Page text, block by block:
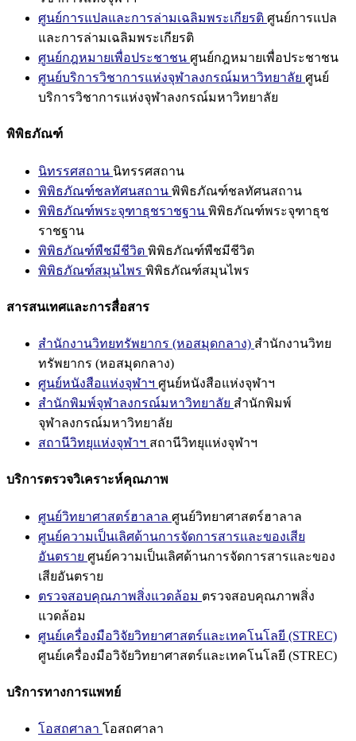
ศูนย์การแปลและการล่ามเฉลิมพระเกียรติ ศูนย์การแปล
และการล่ามเฉลิมพระเกียรติ
ศูนย์กฎหมายเพื่อประชาชน ศูนย์กฎหมายเพื่อประชาชน
ศูนย์บริการวิชาการแห่งจุฬาลงกรณ์มหาวิทยาลัย ศูนย์
บริการวิชาการแห่งจุฬาลงกรณ์มหาวิทยาลัย
พิพิธภัณฑ์
นิทรรศสถาน นิทรรศสถาน
พิพิธภัณฑ์ชลทัศนสถาน พิพิธภัณฑ์ชลทัศนสถาน
พิพิธภัณฑ์พระจุฑาธุชราชฐาน พิพิธภัณฑ์พระจุฑาธุช
ราชฐาน
พิพิธภัณฑ์พืชมีชีวิต พิพิธภัณฑ์พืชมีชีวิต
พิพิธภัณฑ์สมุนไพร พิพิธภัณฑ์สมุนไพร
สารสนเทศและการสื่อสาร
สำนักงานวิทยทรัพยากร (หอสมุดกลาง) สำนักงานวิทย
ทรัพยากร (หอสมุดกลาง)
ศูนย์หนังสือแห่งจุฬาฯ ศูนย์หนังสือแห่งจุฬาฯ
สำนักพิมพ์จุฬาลงกรณ์มหาวิทยาลัย สำนักพิมพ์
จุฬาลงกรณ์มหาวิทยาลัย
สถานีวิทยุแห่งจุฬาฯ สถานีวิทยุแห่งจุฬาฯ
บริการตรวจวิเคราะห์คุณภาพ
ศูนย์วิทยาศาสตร์ฮาลาล ศูนย์วิทยาศาสตร์ฮาลาล
ศูนย์ความเป็นเลิศด้านการจัดการสารและของเสีย
อันตราย ศูนย์ความเป็นเลิศด้านการจัดการสารและของ
เสียอันตราย
ตรวจสอบคุณภาพสิ่งแวดล้อม ตรวจสอบคุณภาพสิ่ง
แวดล้อม
ศูนย์เครื่องมือวิจัยวิทยาศาสตร์และเทคโนโลยี (STREC)
ศูนย์เครื่องมือวิจัยวิทยาศาสตร์และเทคโนโลยี (STREC)
บริการทางการแพทย์
โอสถศาลา โอสถศาลา